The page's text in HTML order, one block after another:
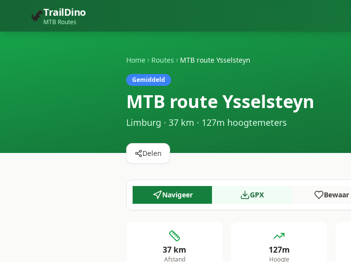
🦖TrailDino
MTB Routes
Home Routes MTB route Ysselsteyn
Gemiddeld
MTB route Ysselsteyn
Limburg · 37 km · 127m hoogtemeters
Delen
Navigeer GPX Bewaar
37 km
Afstand
127m
Hoogte